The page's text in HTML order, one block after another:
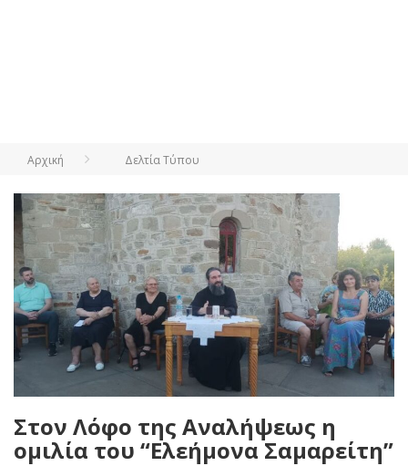
Αρχική Δελτία Τύπου
Στον Λόφο της Αναλήψεως η
ομιλία του “Ελεήμονα Σαμαρείτη”